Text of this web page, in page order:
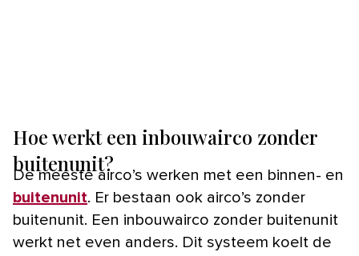
Hoe werkt een inbouwairco zonder
buitenunit?
De meeste airco’s werken met een binnen- en
buitenunit. Er bestaan ook airco’s zonder
buitenunit. Een inbouwairco zonder buitenunit
werkt net even anders. Dit systeem koelt de